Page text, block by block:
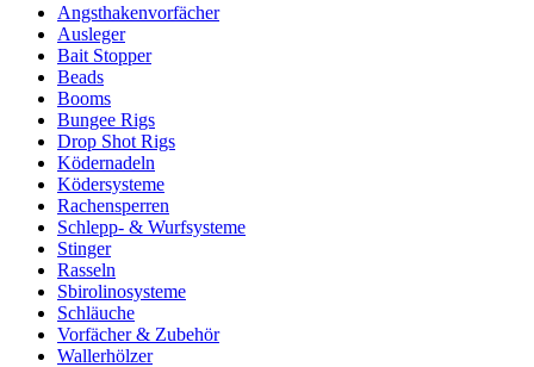
Angsthakenvorfächer
Ausleger
Bait Stopper
Beads
Booms
Bungee Rigs
Drop Shot Rigs
Ködernadeln
Ködersysteme
Rachensperren
Schlepp- & Wurfsysteme
Stinger
Rasseln
Sbirolinosysteme
Schläuche
Vorfächer & Zubehör
Wallerhölzer